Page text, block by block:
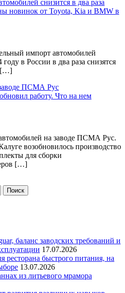
новинок от Toyota, Kia и BMW в
импорт автомобилей
в России в два раза снизятся
[…]
работу. Что на нем
на заводе ПСМА Рус.
возобновилось производство
для сборки
[…]
баланс заводских требований и
17.07.2026
ресторана быстрого питания, на
13.07.2026
из литьевого мрамора